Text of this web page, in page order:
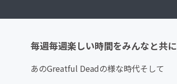
毎週毎週楽しい時間をみんなと共に
あのGreatful Deadの様な時代そして